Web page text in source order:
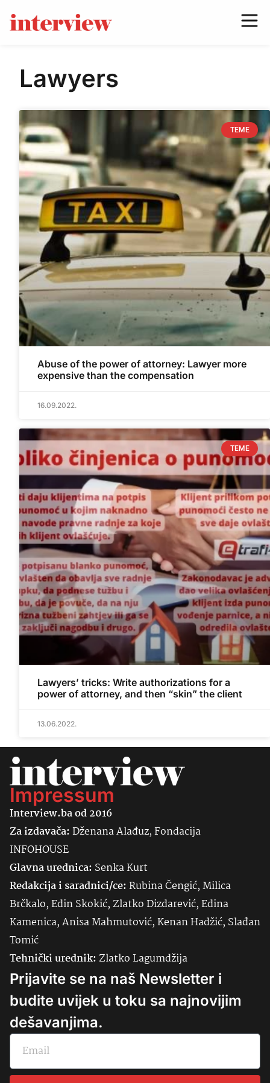
Lawyers
TEME
Abuse of the power of attorney: Lawyer more
expensive than the compensation
16.09.2022.
TEME
Lawyers’ tricks: Write authorizations for a
power of attorney, and then “skin” the client
13.06.2022.
Impressum
Interview.ba od 2016
Za izdavača:Dženana Alađuz, Fondacija
INFOHOUSE
Glavna urednica: SenkaKurt
Redakcija i saradnici/ce:Rubina Čengić, Milica
Brčkalo, Edin Skokić, Zlatko Dizdarević, Edina
Kamenica, Anisa Mahmutović, Kenan Hadžić, Slađan
Tomić
Tehnički urednik:Zlatko Lagumdžija
Prijavite se na naš Newsletter i
budite uvijek u toku sa najnovijim
dešavanjima.